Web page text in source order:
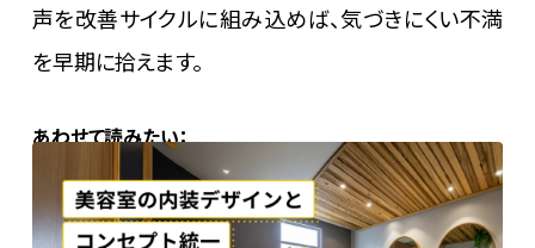
声を改善サイクルに組み込めば、気づきにくい不満
を早期に拾えます。
あわせて読みたい：